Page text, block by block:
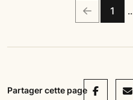
Précédent
Page
1
Partager cette pageFacebook
Mail